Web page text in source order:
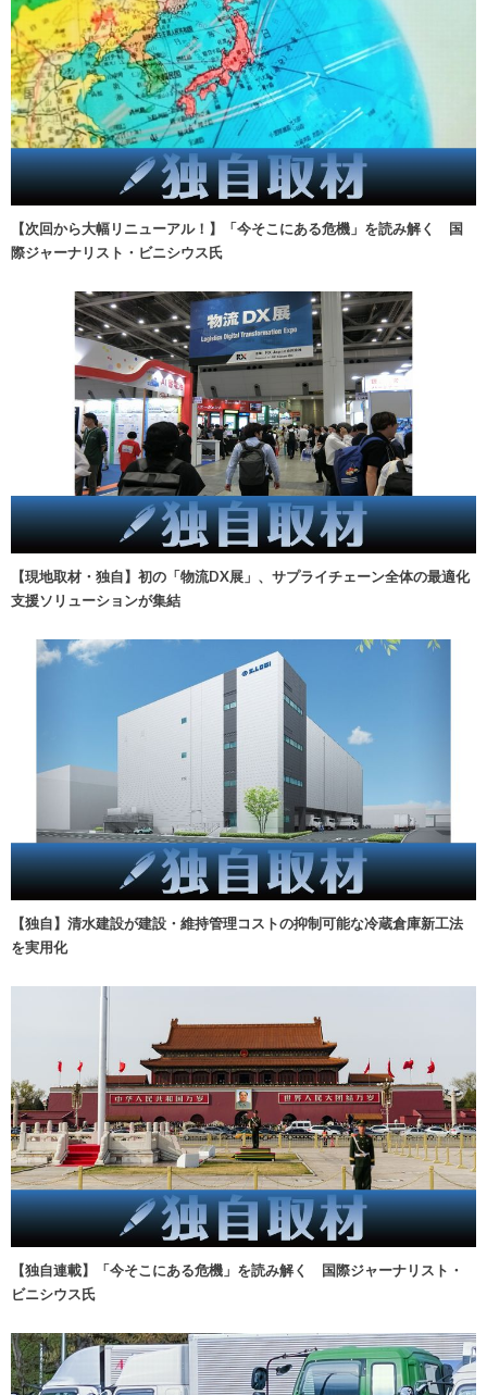
【次回から大幅リニューアル！】「今そこにある危機」を読み解く 国
際ジャーナリスト・ビニシウス氏
【現地取材・独自】初の「物流DX展」、サプライチェーン全体の最適化
支援ソリューションが集結
【独自】清水建設が建設・維持管理コストの抑制可能な冷蔵倉庫新工法
を実用化
【独自連載】「今そこにある危機」を読み解く 国際ジャーナリスト・
ビニシウス氏